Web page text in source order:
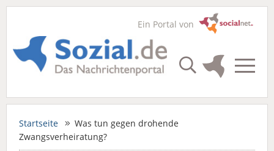
Ein Portal von
Startseite
Was tun gegen drohende
Zwangsverheiratung?